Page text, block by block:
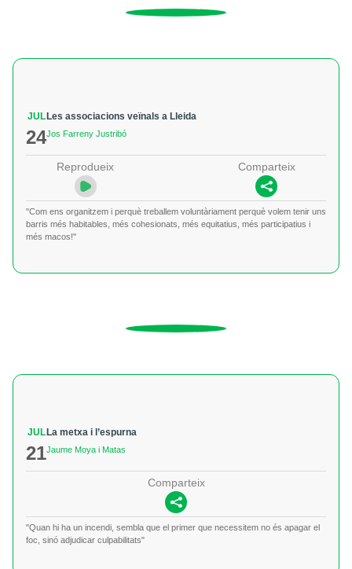
JUL
24
Les associacions veïnals a Lleida
Jos Farreny Justribó
Reprodueix Comparteix
"Com ens organitzem i perquè treballem voluntàriament perquè volem tenir uns
barris més habitables, més cohesionats, més equitatius, més participatius i
més macos!"
JUL
21
La metxa i l’espurna
Jaume Moya i Matas
Comparteix
"Quan hi ha un incendi, sembla que el primer que necessitem no és apagar el
foc, sinó adjudicar culpabilitats"